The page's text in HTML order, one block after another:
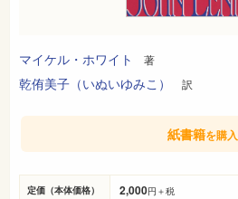
マイケル・ホワイト 著
乾侑美子（いぬいゆみこ） 訳
定価（本体価格） 2,000円＋税
紙書籍を購入